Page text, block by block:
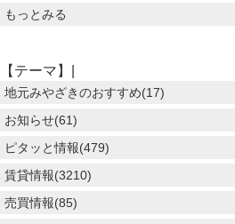
もっとみる
【テーマ】|
地元みやざきのおすすめ(17)
お知らせ(61)
ピタッと情報(479)
賃貸情報(3210)
売買情報(85)